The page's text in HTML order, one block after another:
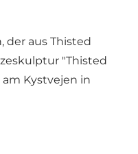
der aus Thisted
"Thisted
Kystvejen in